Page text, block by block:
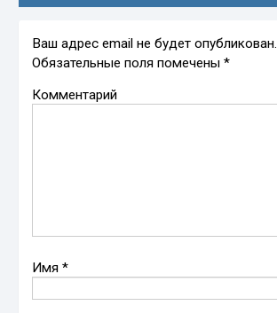
Ваш адрес email не будет опубликован.
Обязательные поля помечены*
Комментарий
Имя*